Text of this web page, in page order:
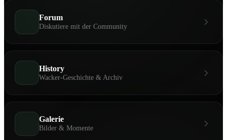
Forum
Diskutiere mit der Community
History
Wacker-Geschichte & Archiv
Galerie
Bilder & Momente